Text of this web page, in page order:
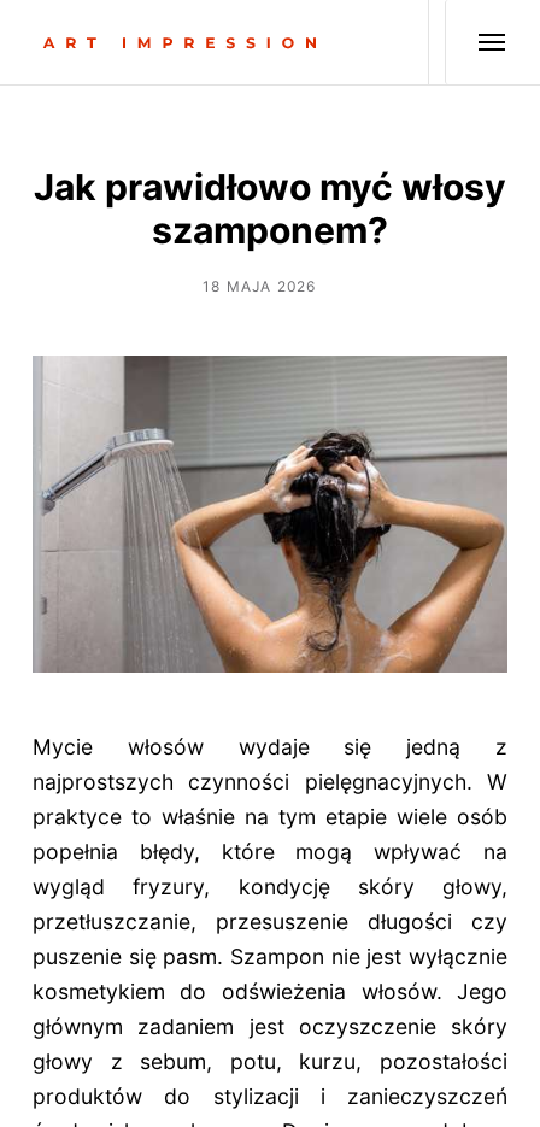
Jak prawidłowo myć włosy
szamponem?
18 MAJA 2026
Mycie włosów wydaje się jedną z
najprostszych czynności pielęgnacyjnych. W
praktyce to właśnie na tym etapie wiele osób
popełnia błędy, które mogą wpływać na
wygląd fryzury, kondycję skóry głowy,
przetłuszczanie, przesuszenie długości czy
puszenie się pasm. Szampon nie jest wyłącznie
kosmetykiem do odświeżenia włosów. Jego
głównym zadaniem jest oczyszczenie skóry
głowy z sebum, potu, kurzu, pozostałości
produktów do stylizacji i zanieczyszczeń